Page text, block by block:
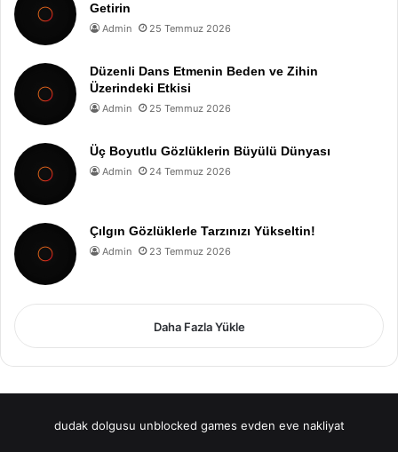
Getirin
Admin 25 Temmuz 2026
Düzenli Dans Etmenin Beden ve Zihin
Üzerindeki Etkisi
Admin 25 Temmuz 2026
Üç Boyutlu Gözlüklerin Büyülü Dünyası
Admin 24 Temmuz 2026
Çılgın Gözlüklerle Tarzınızı Yükseltin!
Admin 23 Temmuz 2026
Daha Fazla Yükle
dudak dolgusu unblocked games evden eve nakliyat